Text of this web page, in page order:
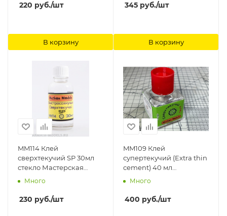
220 руб./шт
В корзину
345 руб./шт
В корзину
MM114 Клей
сверхтекучий SP 30мл
стекло Мастерская
Мажор Моделс
Много
230 руб./шт
MM109 Клей
супертекучий (Extra thin
cement) 40 мл
Мастерская Мажор
Много
400 руб./шт